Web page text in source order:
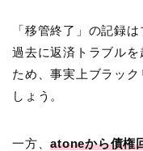
「移管終了」の記録
過去に返済トラブル
ため、事実上ブラッ
しょう。
一方、atoneから債権